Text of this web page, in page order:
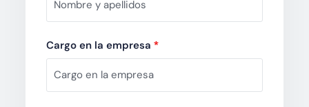
Cargo en la empresa *